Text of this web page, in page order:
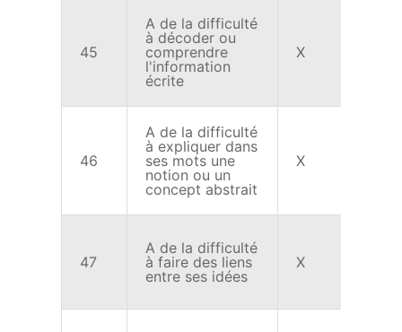
45
A de la difficulté
à décoder ou
comprendre
l'information
écrite
X
46
A de la difficulté
à expliquer dans
ses mots une
notion ou un
concept abstrait
X
47
A de la difficulté
à faire des liens
entre ses idées
X